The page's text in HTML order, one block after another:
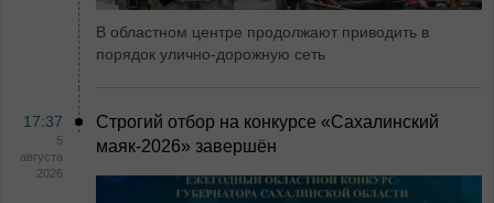
В областном центре продолжают приводить в
порядок улично-дорожную сеть
17:37
5
августа
2026
Строгий отбор на конкурсе «Сахалинский
маяк‑2026» завершён